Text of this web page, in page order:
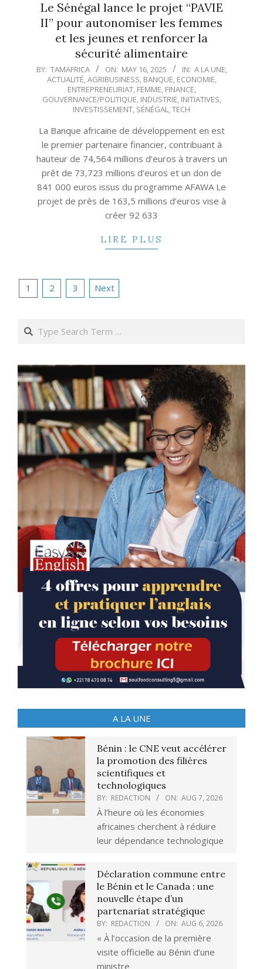
Le Sénégal lance le projet “PAVIE
II” pour autonomiser les femmes
et les jeunes et renforcer la
sécurité alimentaire
2025-
05-
16
BY: TAMAFRICA ON: MAY 16, 2025 IN: A LA UNE,
ACTUALITÉ,AGRIBUSINESS, BANQUE, ECONOMIE,
ENTREPRENEURIAT, FEMME, FINANCE,
GOUVERNANCE/POLITIQUE, INDUSTRIE, INITIATIVES,
INVESTISSEMENT, SÉNÉGAL,TECH
La Banque africaine de développement en est
le premier partenaire financier, contribuant à
hauteur de 74,564 millions d’euros à travers un
prêt de 73,723 millions d’euros et un don de
841 000 euros issus du programme AFAWA Le
projet de près de 163,5 millions d’euros vise à
créer 92 633
LIRE PLUS
Posts
1 2 3 Next
Search
A LA UNE
Bénin : le CNE veut accélérer
la promotion des filières
scientifiques et
technologiques
BY: REDACTION ON: AUG 7, 2026
À l’heure où les économies
africaines cherchent à réduire
leur dépendance technologique
Déclaration commune entre
le Bénin et le Canada : une
nouvelle étape d’un
partenariat stratégique
BY: REDACTION ON: AUG 6, 2026
« À l’occasion de la première
visite officielle au Bénin d’une
ministre